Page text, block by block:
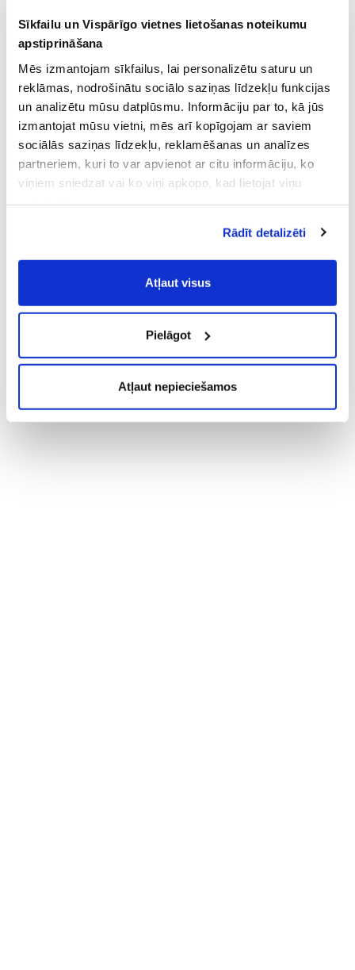
Sīkfailu un Vispārīgo vietnes lietošanas noteikumu
apstiprināšana
Mēs izmantojam sīkfailus, lai personalizētu saturu un
reklāmas, nodrošinātu sociālo saziņas līdzekļu funkcijas
un analizētu mūsu datplūsmu. Informāciju par to, kā jūs
izmantojat mūsu vietni, mēs arī kopīgojam ar saviem
sociālās saziņas līdzekļu, reklamēšanas un analīzes
partneriem, kuri to var apvienot ar citu informāciju, ko
viņiem sniedzat vai ko viņi apkopo, kad lietojat viņu
Vispārīgiem vietnes lietošanas
noteikumiem(saīsināti - VVLN).
Rādīt detalizēti
Atļaut visus
Pielāgot
Atļaut nepieciešamos